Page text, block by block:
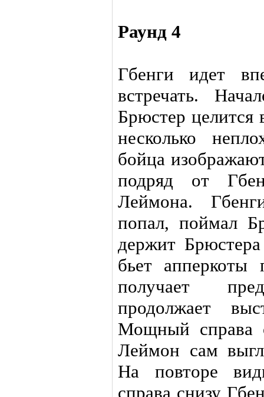
Раунд 4
Гбенги идет
встречать.
Брюстер целится
несколько
бойца
подряд от
Леймона.
попал, поймал
держит
бьет апперкоты
получает
продолжает
Мощный справа
Леймон сам
На повторе
справа снизу